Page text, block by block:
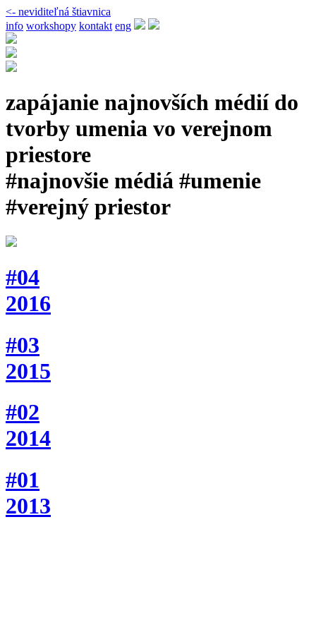
<- neviditeľná štiavnica
info workshopy kontakt eng
zapájanie najnovších médií do
tvorby umenia vo verejnom
priestore
#najnovšie médiá #umenie
#verejný priestor
#04
2016
#03
2015
#02
2014
#01
2013